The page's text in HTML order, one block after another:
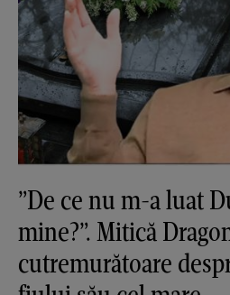
”De ce nu m-a luat
mine?”. Mitică
cutremurătoare